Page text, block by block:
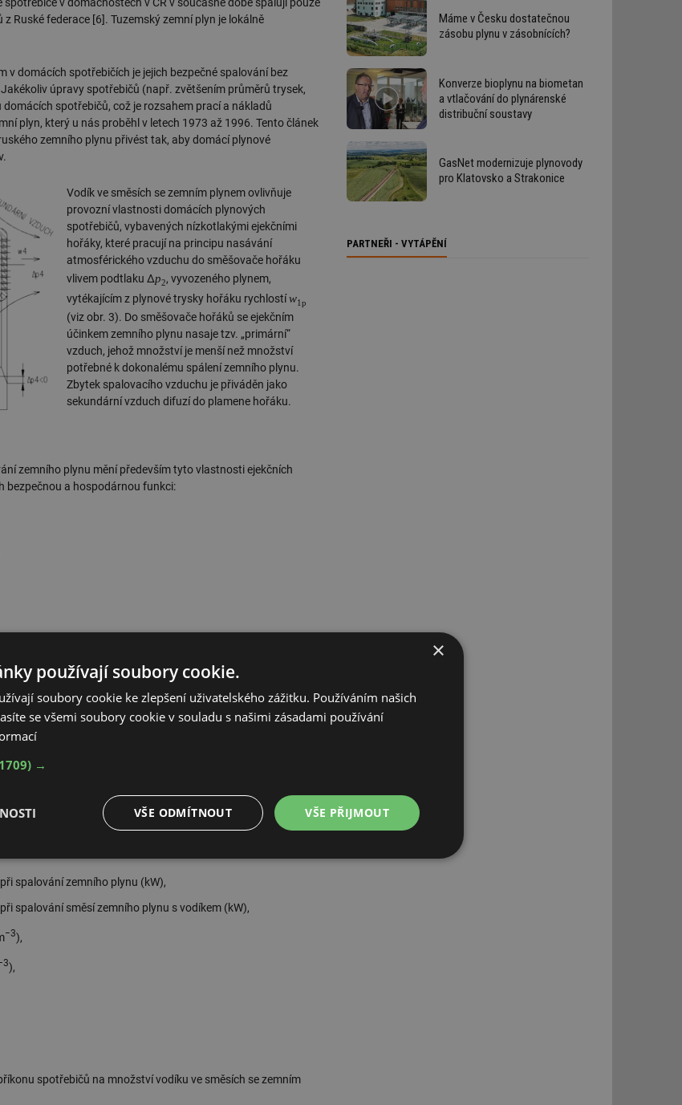
Ruské federace [6]. Tuzemský zemní plyn je lokálně
domácích spotřebičích je jejich bezpečné spalování bez
úpravy spotřebičů (např. zvětšením průměrů trysek,
spotřebičů, což je rozsahem prací a nákladů
plyn, který u nás proběhl v letech 1973 až 1996. Tento článek
zemního plynu přivést tak, aby domácí plynové
Vodík ve směsích se zemním plynem ovlivňuje
provozní vlastnosti domácích plynových
spotřebičů, vybavených nízkotlakými ejekčními
hořáky, které pracují na principu nasávání
atmosférického vzduchu do směšovače hořáku
vlivem podtlaku Δp2, vyvozeného plynem,
vytékajícím z plynové trysky hořáku rychlostíw1p
(viz obr. 3). Do směšovače hořáků se ejekčním
účinkem zemního plynu nasaje tzv. „primární“
vzduch, jehož množství je menší než množství
potřebné k dokonalému spálení zemního plynu.
Zbytek spalovacího vzduchu je přiváděn jako
sekundární vzduch difuzí do plamene hořáku.
zemního plynu mění především tyto vlastnosti ejekčních
bezpečnou a hospodárnou funkci:
objemový energetický obsah (spalné teplo Hs a výhřevnost
a tím i příkon spotřebiče. Současně však vlivem snižování
i množství směsi ZP+H
plynu s vodíkem je dán rovnicí:
(10)
spalování zemního plynu (kW),
spalování směsí zemního plynu s vodíkem (kW),
−3),
),
spotřebičů na množství vodíku ve směsích se zemním
Máme v Česku dostatečnou
zásobu plynu v zásobnících?
Konverze bioplynu na biometan
a vtlačování do plynárenské
distribuční soustavy
GasNet modernizuje plynovody
pro Klatovsko a Strakonice
PARTNEŘI - VYTÁPĚNÍ
×
používají soubory cookie.
soubory cookie ke zlepšení uživatelského zážitku. Používáním našich
se všemi soubory cookie v souladu s našimi zásadami používání
→
VŠE PŘIJMOUT
VŠE ODMÍTNOUT
Výkonové
soubory
Soubory cílení Funkční soubory
Nezařazené
umožňují základní funkce webových stránek, jako je přihlášení uživatele a správa účtu. Webové
souborů cookie správně používat.
.forum.tzb-